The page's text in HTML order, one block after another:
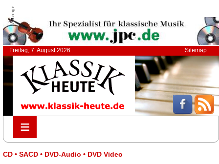
Anzeige
Freitag, 7. August 2026 Sitemap
≡
≡
CD • SACD • DVD-Audio • DVD Video